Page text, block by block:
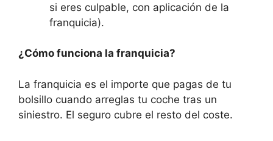
si eres culpable, con aplicación de la
franquicia).
¿Cómo funciona la franquicia?
La franquicia es el importe que pagas de tu
bolsillo cuando arreglas tu coche tras un
siniestro. El seguro cubre el resto del coste.